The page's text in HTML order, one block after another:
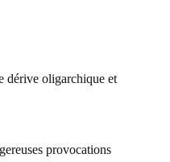
dérive oligarchique et
provocations